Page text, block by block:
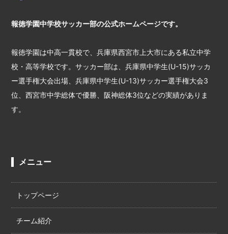
報徳学園中学校サッカー部の公式ホームページです。
報徳学園は中高一貫校で、兵庫県西宮市上大市にある私立中学
校・高等学校です。サッカー部は、兵庫県中学生(U-15)サッカ
ー選手権大会出場、兵庫県中学生(U-13)サッカー選手権大会3
位、西宮市中学総体で優勝、阪神総体3位などの実績がありま
す。
メニュー
トップページ
チーム紹介